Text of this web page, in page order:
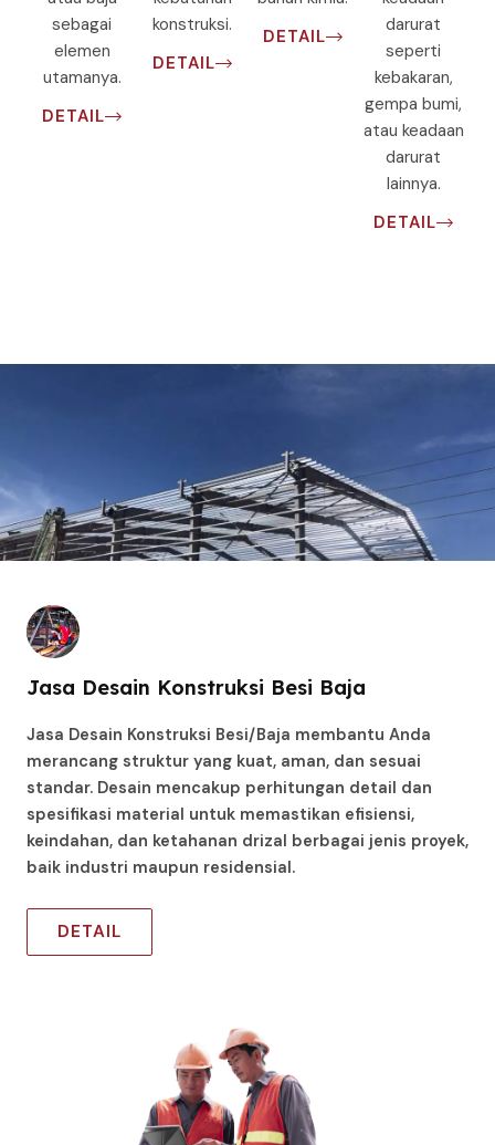
sebagai
elemen
utamanya.
DETAIL
konstruksi.
DETAIL
DETAIL
darurat
seperti
kebakaran,
gempa bumi,
atau keadaan
darurat
lainnya.
DETAIL
Jasa Desain Konstruksi Besi Baja
Jasa Desain Konstruksi Besi/Baja membantu Anda
merancang struktur yang kuat, aman, dan sesuai
standar. Desain mencakup perhitungan detail dan
spesifikasi material untuk memastikan efisiensi,
keindahan, dan ketahanan drizal berbagai jenis proyek,
baik industri maupun residensial.
DETAIL